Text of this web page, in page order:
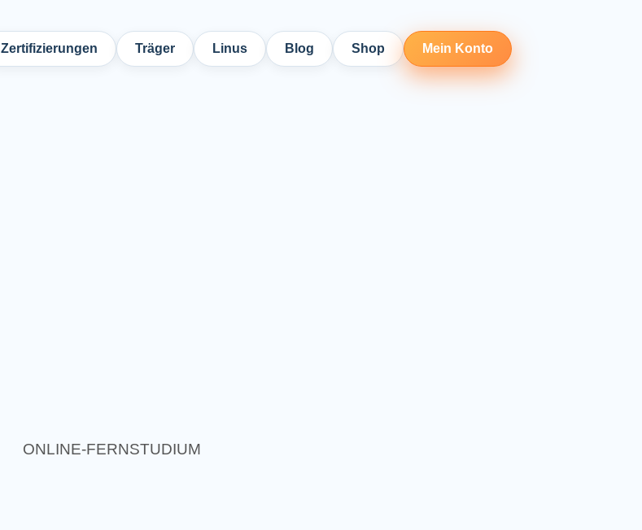
Zertifizierungen Träger Linus Blog Shop Mein Konto
ONLINE-FERNSTUDIUM